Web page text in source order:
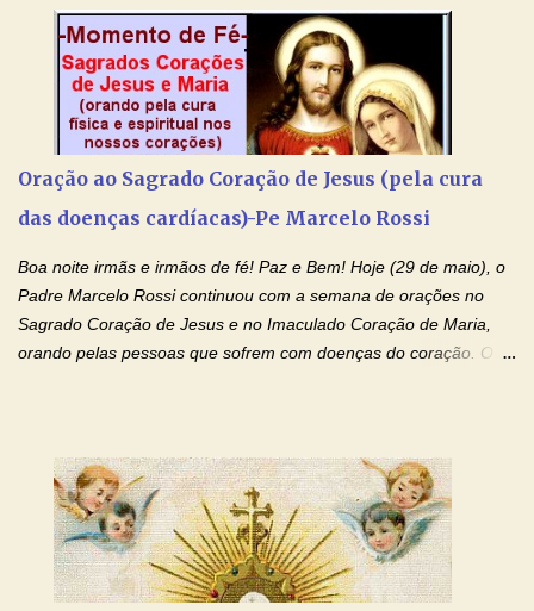
conforto, boa alimentação, educação de qualidade. E, em geral,
procuram orientá-los para que enfrentem o mundo, com suas
alegrias, com seus dissabores. Acompanham-nos em suas
vitórias, em seus fracassos, em suas lutas. É claro que há
exceções, mas essas exceções só confirmam uma regra porque
pais que não se preocupam com seus filhos não estão no seu
estado natural, normal. O mundo de hoje apresenta anomalias
absurdas. Temos notícia de pais que torturam seus filhos, que os
filhos. Mas isso não é o c...
Oração ao Sagrado Coração de Jesus (pela cura
das doenças cardíacas)-Pe Marcelo Rossi
Boa noite irmãs e irmãos de fé! Paz e Bem! Hoje (29 de maio), o
Padre Marcelo Rossi continuou com a semana de orações no
Sagrado Coração de Jesus e no Imaculado Coração de Maria,
orando pelas pessoas que sofrem com doenças do coração. O
esta abençoada semana de orações no programa de rádio
Momento de Fé, vamos juntos formar uma forte corrente de
orações com o Padre Marcelo. Não desista do milagre, da cura;
tenha fé, creia firmemente e ore incessantemente até que o
Kairós aconteça em sua vida. Fique no Amor Ágape de Jesus e